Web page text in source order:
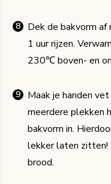
Dek de bakvorm
1 uur rijzen.
230℃ boven- en
Maak je handen
meerdere plekken
bakvorm in.
lekker laten zitten!
brood.